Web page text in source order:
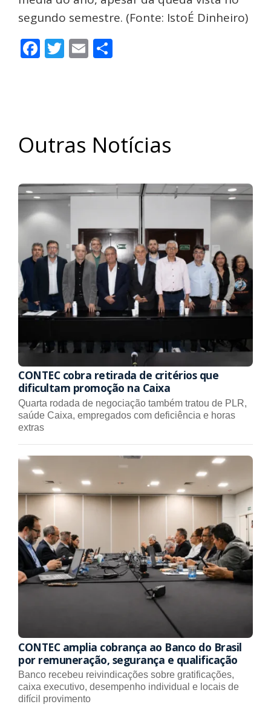
segundo semestre. (Fonte: IstoÉ Dinheiro)
Facebook
Twitter
Email
Outras Notícias
CONTEC cobra retirada de critérios que
dificultam promoção na Caixa
Quarta rodada de negociação também tratou de PLR,
saúde Caixa, empregados com deficiência e horas
extras
CONTEC amplia cobrança ao Banco do Brasil
por remuneração, segurança e qualificação
Banco recebeu reivindicações sobre gratificações,
caixa executivo, desempenho individual e locais de
difícil provimento